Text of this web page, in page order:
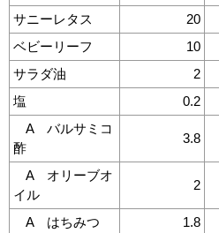
サニーレタス
20
ベビーリーフ
10
サラダ油
2
塩
0.2
A バルサミコ
酢
3.8
A オリーブオ
イル
2
A はちみつ 1.8